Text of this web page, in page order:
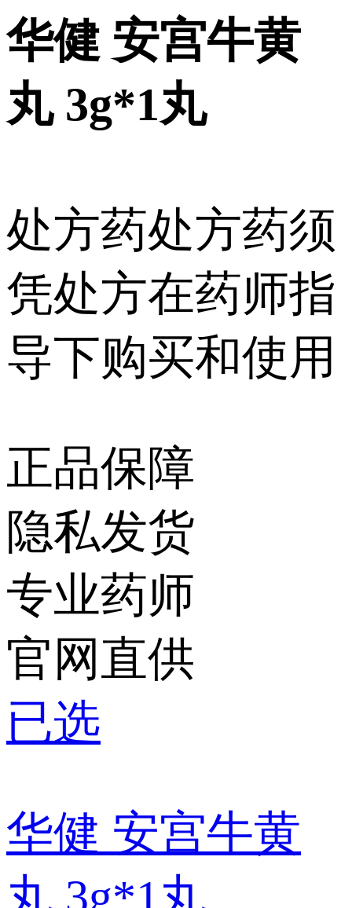
华健 安宫牛黄
丸 3g*1丸
处方药处方药须
凭处方在药师指
导下购买和使用
正品保障
隐私发货
专业药师
官网直供
已选
华健 安宫牛黄
丸 3g*1丸